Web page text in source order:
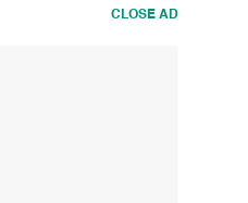
CLOSE AD